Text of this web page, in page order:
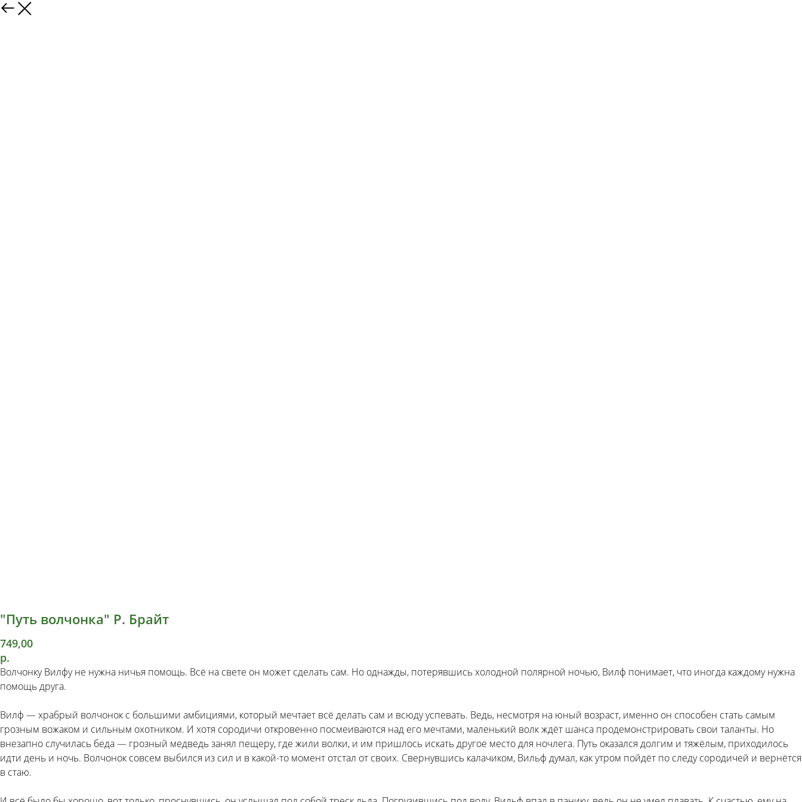
"Путь волчонка" Р. Брайт
749,00
р.
Волчонку Вилфу не нужна ничья помощь. Всё на свете он может сделать сам. Но однажды, потерявшись холодной полярной ночью, Вилф понимает, что иногда каждому нужна
помощь друга.
Вилф — храбрый волчонок с большими амбициями, который мечтает всё делать сам и всюду успевать. Ведь, несмотря на юный возраст, именно он способен стать самым
грозным вожаком и сильным охотником. И хотя сородичи откровенно посмеиваются над его мечтами, маленький волк ждёт шанса продемонстрировать свои таланты. Но
внезапно случилась беда — грозный медведь занял пещеру, где жили волки, и им пришлось искать другое место для ночлега. Путь оказался долгим и тяжёлым, приходилось
идти день и ночь. Волчонок совсем выбился из сил и в какой-то момент отстал от своих. Свернувшись калачиком, Вильф думал, как утром пойдёт по следу сородичей и вернётся
в стаю.